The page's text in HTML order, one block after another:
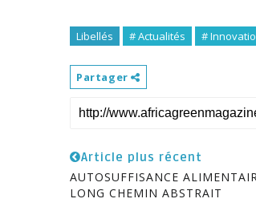
Libellés # Actualités #
Partager
Article plus récent
AUTOSUFFISANCE
LONG CHEMIN ABSTRAIT